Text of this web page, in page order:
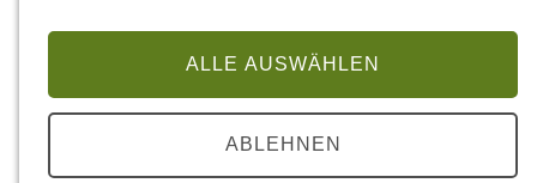
Projektberichte
Für die Zitation gilt folgende Maßgabe: <Titel des
Projektberichts>, unveröffentlichter Projektbericht
ALLE AUSWÄHLEN
ABLEHNEN